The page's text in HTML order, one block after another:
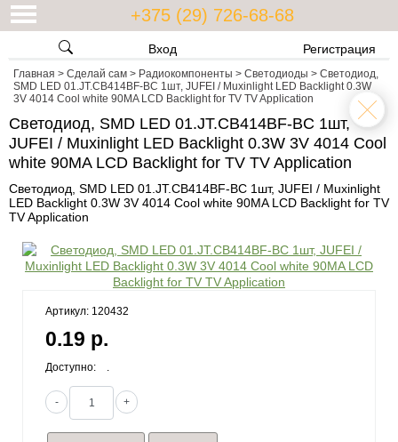
+375 (29) 726-68-68
Вход Регистрация
Главная > Сделай сам > Радиокомпоненты > Светодиоды > Светодиод,
SMD LED 01.JT.CB414BF-BC 1шт, JUFEI / Muxinlight LED Backlight 0.3W
3V 4014 Cool white 90MA LCD Backlight for TV TV Application
Светодиод, SMD LED 01.JT.CB414BF-BC 1шт,
JUFEI / Muxinlight LED Backlight 0.3W 3V 4014 Cool
white 90MA LCD Backlight for TV TV Application
Светодиод, SMD LED 01.JT.CB414BF-BC 1шт, JUFEI / Muxinlight
LED Backlight 0.3W 3V 4014 Cool white 90MA LCD Backlight for TV
TV Application
Артикул: 120432
0.19 р.
Доступно: .
- +